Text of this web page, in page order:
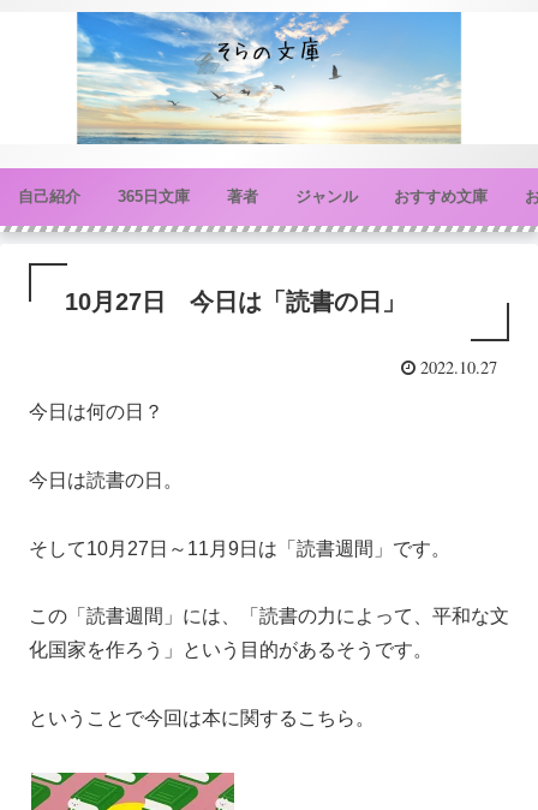
自己紹介 365日文庫 著者 ジャンル おすすめ文庫
10月27日 今日は「読書の日」
2022.10.27
今日は何の日？
今日は読書の日。
そして10月27日～11月9日は「読書週間」です。
この「読書週間」には、「読書の力によって、平和な文
化国家を作ろう」という目的があるそうです。
ということで今回は本に関するこちら。